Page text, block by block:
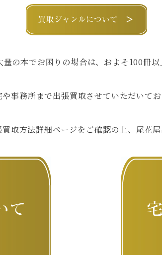
量の本でお困りの場合は、およそ100冊
や事務所まで出張買取させていただいてお
取方法詳細ページをご確認の上、尾花